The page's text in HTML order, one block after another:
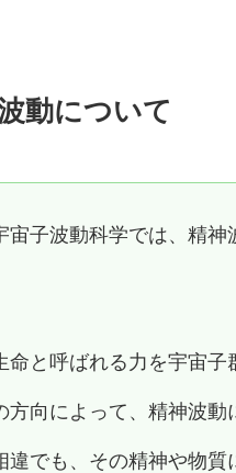
動について
宙子波動科学では、精
命と呼ばれる力を宇宙
方向によって、精神波
違でも、その精神や物質